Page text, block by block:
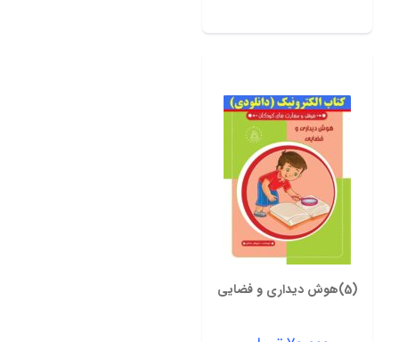
(5)هوش دیداری و فضایی